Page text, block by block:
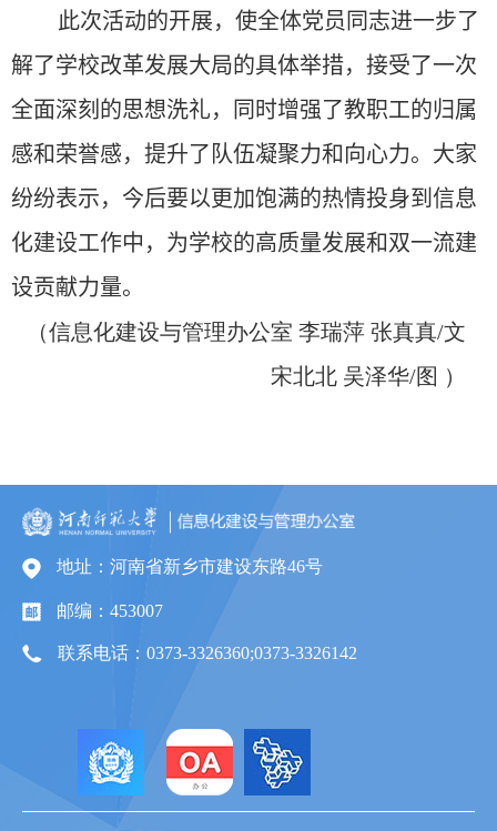
此次活动的开展，使全体党员同志进一步了
解了学校改革发展大局的具体举措，接受了一次
全面深刻的思想洗礼，同时增强了教职工的归属
感和荣誉感，提升了队伍凝聚力和向心力。 大家
纷纷表示，今后要以更加饱满的热情投身到信息
化建设工作中，为学校的高质量发展和双一流建
设贡献力量。
（信息化建设与管理办公室 李瑞萍 张真真/文
宋北北 吴泽华/图 ）
地址：河南省新乡市建设东路46号
邮编：453007
联系电话：0373-3326360;0373-3326142